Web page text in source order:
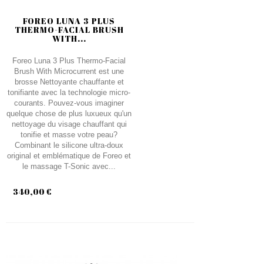
FOREO LUNA 3 PLUS
THERMO-FACIAL BRUSH
WITH...
Foreo Luna 3 Plus Thermo-Facial
Brush With Microcurrent est une
brosse Nettoyante chauffante et
tonifiante avec la technologie micro-
courants. Pouvez-vous imaginer
quelque chose de plus luxueux qu'un
nettoyage du visage chauffant qui
tonifie et masse votre peau?
Combinant le silicone ultra-doux
original et emblématique de Foreo et
le massage T-Sonic avec...
340,00 €